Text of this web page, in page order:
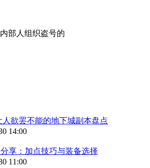
部人组织盗号的
人欲罢不能的地下城副本盘点
14:00
享：加点技巧与装备选择
11:00